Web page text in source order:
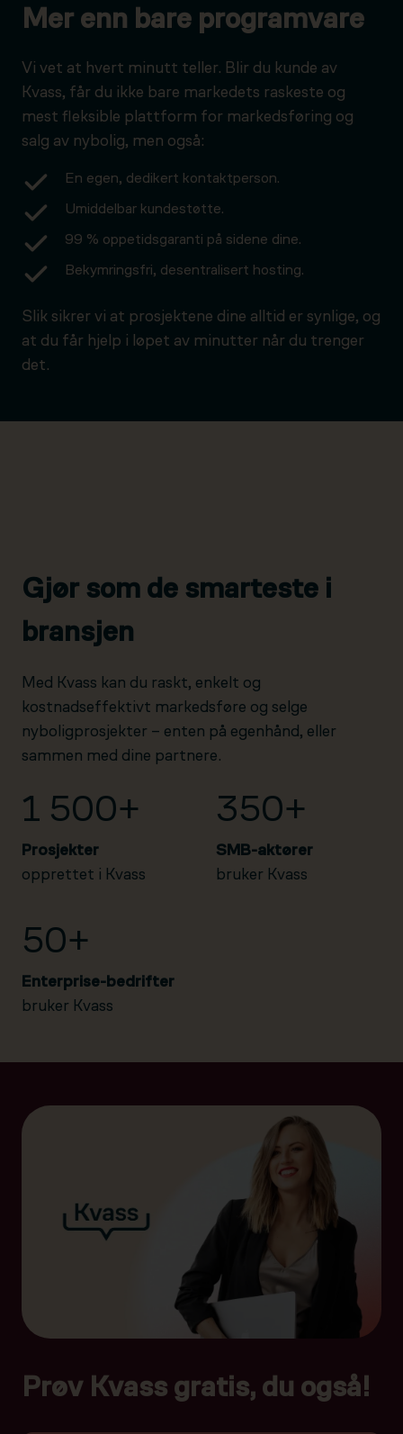
Mer enn bare programvare
Vi vet at hvert minutt teller. Blir du kunde av
Kvass, får du ikke bare markedets raskeste og
mest fleksible plattform for markedsføring og
salg av nybolig, men også:
En egen, dedikert kontaktperson.
Umiddelbar kundestøtte.
99 % oppetidsgaranti på sidene dine.
Bekymringsfri, desentralisert hosting.
Slik sikrer vi at prosjektene dine alltid er synlige, og
at du får hjelp i løpet av minutter når du trenger
det.
Gjør som de smarteste i
bransjen
Med Kvass kan du raskt, enkelt og
kostnadseffektivt markedsføre og selge
nyboligprosjekter – enten på egenhånd, eller
sammen med dine partnere.
1 500+
Prosjekter
opprettet i Kvass
350+
SMB-aktører
bruker Kvass
50+
Enterprise-bedrifter
bruker Kvass
Prøv Kvass gratis, du også!